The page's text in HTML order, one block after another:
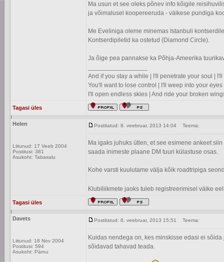
Ma usun et see oleks põnev info kõigile
ja võimalusel koopereeruda - väikese pundiga
Me Eveliniga oleme minemas Istanbuli
Kontserdipiletid ka ostetud (Diamond Circle).
Ja õige pea pannakse ka Põhja-Ameerika
And if you stay a while | I'll penetrate your soul |
You'll want to lose control | I'll weep into your
I'll open endless skies | And ride your broken
Tagasi üles
Helen
Liitunud: 17 Veeb 2004
Postitusi: 381
Asukoht: Tabasalu
Postitatud: 8. veebruar, 2013 14:04 Teema:
Ma igaks juhuks ütlen, et see esimene ankeet
saada inimeste plaane DM tuuri külastuse osas.
Kohe varsti kuulutame välja kõik roadtripiga
Klubiliikmete jaoks tuleb registreerimisel väike
Tagasi üles
Davets
Liitunud: 18 Nov 2004
Postitusi: 594
Asukoht: Pärnu
Postitatud: 8. veebruar, 2013 15:51 Teema:
Kuidas nendega on, kes minskisse edasi ei
sõidavad tahavad teada.